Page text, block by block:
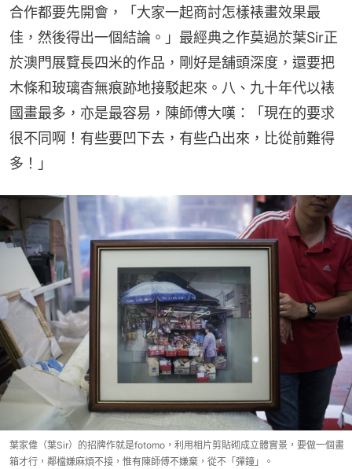
合作都要先開會，「大家一起商討怎樣裱畫效果最
佳，然後得出一個結論。」最經典之作莫過於葉Sir正
於澳門展覽長四米的作品，剛好是舖頭深度，還要把
木條和玻璃杳無痕跡地接駁起來。八、九十年代以裱
國畫最多，亦是最容易，陳師傅大嘆：「現在的要求
很不同啊！有些要凹下去，有些凸出來，比從前難得
多！」
葉家偉（葉Sir）的招牌作就是fotomo，利用相片剪貼砌成立體實景，要做一個畫
箱才行，鄰檔嫌麻煩不接，惟有陳師傅不嫌棄，從不「彈鐘」。